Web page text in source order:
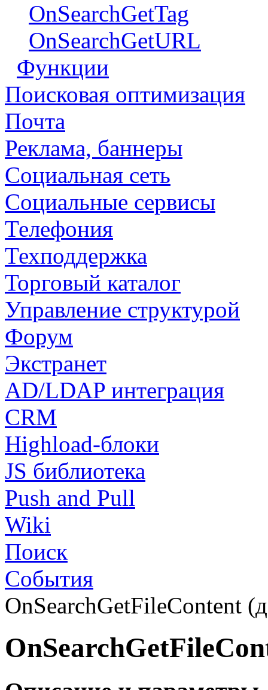
OnSearchGetTag
OnSearchGetURL
Функции
Поисковая оптимизация
Почта
Реклама, баннеры
Социальная сеть
Социальные сервисы
Телефония
Техподдержка
Торговый каталог
Управление структурой
Форум
Экстранет
AD/LDAP интеграция
CRM
Highload-блоки
JS библиотека
Push and Pull
Wiki
Поиск
События
OnSearchGetFileContent